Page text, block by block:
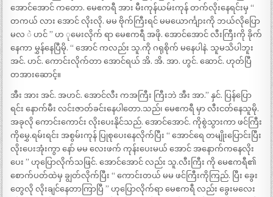
အောင်အောင် ကတော. မေဧကရီ အား မီးကုန်ယမ်းကုန် တက်လိုးနေရင်းမှ “
တကယ် လား အောင် လိုးလို. မမ ဗိုက်ကြီးရင် မမယောင်္ကျားကို ဘယ်လိုပြော
မလ ဲ ဟင် ” ဟ ုမေးလိုက် ရာ မေဧကရီ အဖို. အောင်အောင် လီးကြီးကို ခိုက်
နေကာ မွှန်နေပြီမို. “ အောင် ကလည်း သူ.ကို ဂရုစိုက် မနေပါနဲ. သူမသိပါဘူး
အင်. ဟင်. ကောင်းလိုက်တာ အောင်ရယ် အိ. အိ. အာ. ဟွင်. ဆောင်. ဟုတ်ပြီ
တအားဆောင့်။
အီး အား အင်. အဟင်. အောင်လီး ကအကြီး ကြီးဘဲ အီး အာ.” နှင်. ပြန်ပြော
ရင်း နောက်မီး လင်းဇာတ်ခင်းနေပါတော.သည်၊ မေဧကရီ မှာ လီးငတ်နေသူမို.
အခုလို ကောင်းကောင်း လိုးပေးနိုင်သည်. အောင်အောင်. ကိုစွဲသွားကာ ဖင်ကြီး
ကိုမွှေ.ရမ်းရင်း အစွမ်းကုန် ပြုစုပေးနေလိုက်ပြီး “ အောင်ရေ တမျိုးပြောင်းပြီး
လိုးပေးအုံးကွာ နော် မမ လေးဖက် ကုန်းပေးမယ် အောင် အနောက်ကနေလိုး
ပေး ” ဟုပြောလိုက်သဖြင်. အောင်အောင် လည်း သူ.လီးကြီး ကို မေဧကရီ၏
စောက်ပတ်ထဲမှ ချွတ်လိုက်ပြီး “ ကောင်းတယ် မမ ဖင်ကြီးကိုကြည်. ပြီး ခွေး
တွေလို လိုးချင်နေတာကြာပြီ ” ဟုပြောလိုက်ရာ မေဧကရီ လည်း ခွေးမလေး